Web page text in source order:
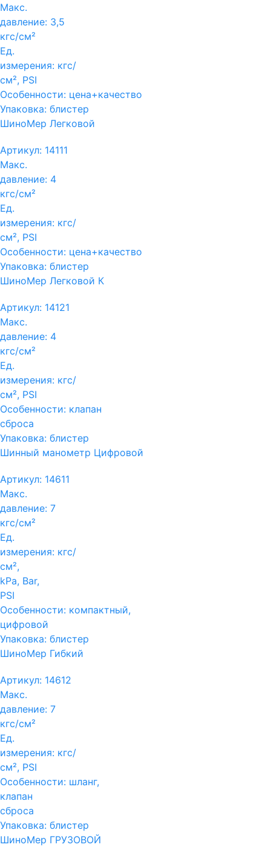
Макс.
давление: 3,5
кгс/см²
Ед.
измерения: кгс/
см², PSI
Особенности: цена+качество
Упаковка: блистер
ШиноМер Легковой
Артикул: 14111
Макс.
давление: 4
кгс/см²
Ед.
измерения: кгс/
см², PSI
Особенности: цена+качество
Упаковка: блистер
ШиноМер Легковой К
Артикул: 14121
Макс.
давление: 4
кгс/см²
Ед.
измерения: кгс/
см², PSI
Особенности: клапан
сброса
Упаковка: блистер
Шинный манометр Цифровой
Артикул: 14611
Макс.
давление: 7
кгс/см²
Ед.
измерения: кгс/
см²,
kPa, Bar,
PSI
Особенности: компактный,
цифровой
Упаковка: блистер
ШиноМер Гибкий
Артикул: 14612
Макс.
давление: 7
кгс/см²
Ед.
измерения: кгс/
см², PSI
Особенности: шланг,
клапан
сброса
Упаковка: блистер
ШиноМер ГРУЗОВОЙ